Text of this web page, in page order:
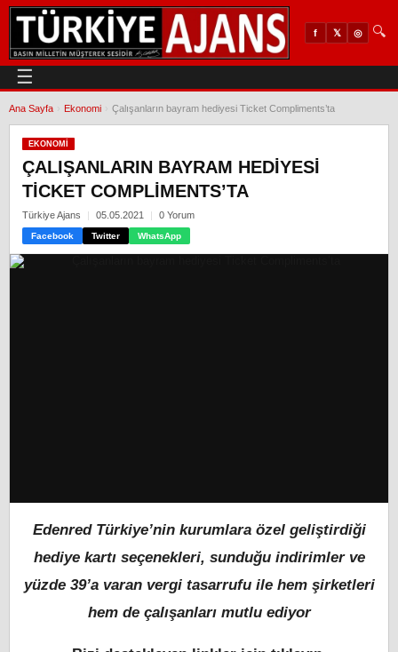
f 𝕏 ◎ 🔍
☰
Ana Sayfa Ekonomi Çalışanların bayram hediyesi Ticket Compliments’ta
EKONOMI
ÇALIŞANLARIN BAYRAM HEDIYESI
TICKET COMPLIMENTS’TA
Türkiye Ajans 05.05.2021 0 Yorum
Facebook Twitter WhatsApp
Edenred Türkiye’nin kurumlara özel geliştirdiği
hediye kartı seçenekleri, sunduğu indirimler ve
yüzde 39’a varan vergi tasarrufu ile hem şirketleri
hem de çalışanları mutlu ediyor